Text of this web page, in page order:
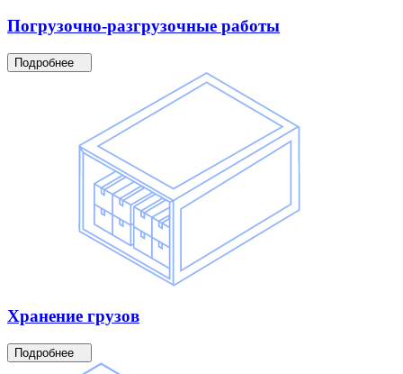
Погрузочно-разгрузочные работы
Подробнее
Хранение грузов
Подробнее